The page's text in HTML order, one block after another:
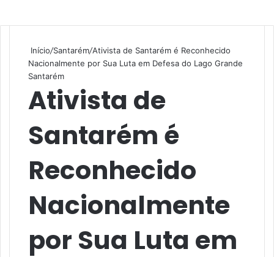
Início/Santarém/Ativista de Santarém é Reconhecido
Nacionalmente por Sua Luta em Defesa do Lago Grande
Santarém
Ativista de
Santarém é
Reconhecido
Nacionalmente
por Sua Luta em